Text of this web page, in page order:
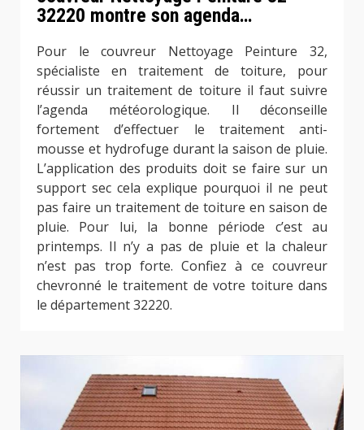
32220 montre son agenda…
Pour le couvreur Nettoyage Peinture 32,
spécialiste en traitement de toiture, pour
réussir un traitement de toiture il faut suivre
l’agenda météorologique. Il déconseille
fortement d’effectuer le traitement anti-
mousse et hydrofuge durant la saison de pluie.
L’application des produits doit se faire sur un
support sec cela explique pourquoi il ne peut
pas faire un traitement de toiture en saison de
pluie. Pour lui, la bonne période c’est au
printemps. Il n’y a pas de pluie et la chaleur
n’est pas trop forte. Confiez à ce couvreur
chevronné le traitement de votre toiture dans
le département 32220.